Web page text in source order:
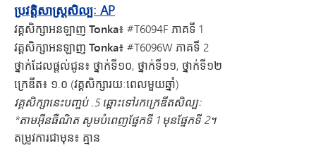
ប្រវត្តិសាស្ត្រសិល្បៈ AP
វគ្គសិក្សាអនឡាញ Tonka៖ #T6094F ភាគទី 1
វគ្គសិក្សាអនឡាញ Tonka៖ #T6096W ភាគទី 2
ថ្នាក់ដែលផ្តល់ជូន៖ ថ្នាក់ទី១០, ថ្នាក់ទី១១, ថ្នាក់ទី១២
ក្រេឌីត៖ ១.០ (វគ្គសិក្សារយៈពេលមួយឆ្នាំ)
វគ្គសិក្សានេះបញ្ចប់ .5 ឆ្ពោះទៅរកក្រេឌីតសិល្បៈ
*តាមអ៊ីនធឺណិត សូមបំពេញផ្នែកទី 1 មុនផ្នែកទី 2។
តម្រូវការជាមុន៖ គ្មាន